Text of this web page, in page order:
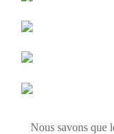
Nous savons que